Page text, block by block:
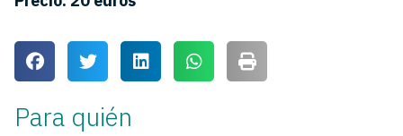
Para quién